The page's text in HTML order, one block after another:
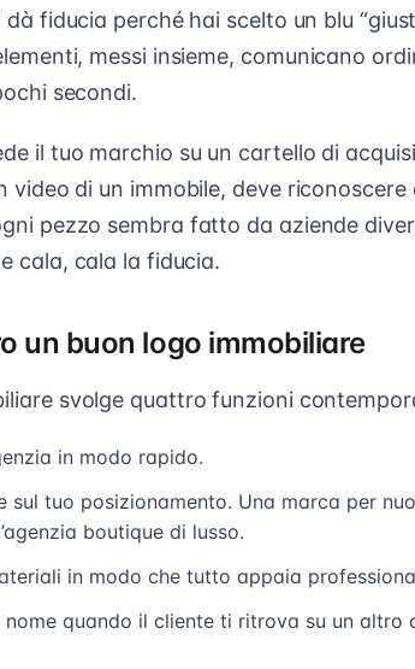
fiducia perché hai scelto un blu
messi insieme, comunicano
secondi.
il tuo marchio su un cartello di
video di un immobile, deve
pezzo sembra fatto da aziende
cala, cala la fiducia.
un buon logo immobiliare
svolge quattro funzioni
in modo rapido.
sul tuo posizionamento. Una marca per
boutique di lusso.
in modo che tutto appaia
quando il cliente ti ritrova su un altro